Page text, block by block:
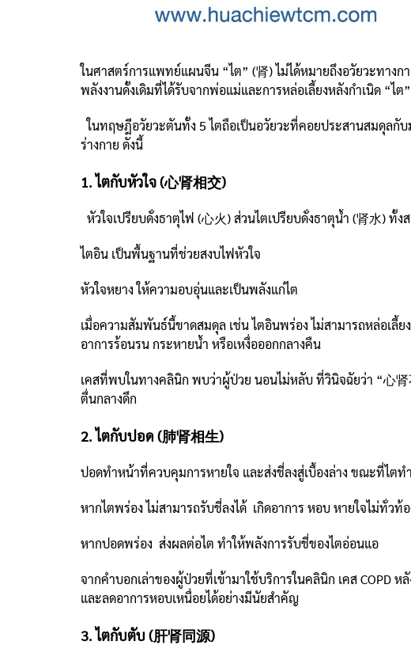
ในศาสตร์การแพทย์แผนจีน “ไต” (肾) ไม่ได้หมายถึงอวัยวะทาง
พลังงานดั้งเดิมที่ได้รับจากพ่อแม่และการหล่อเลี้ยงหลังกำเนิด “ไ
ในทฤษฎีอวัยวะตันทั้ง 5 ไตถือเป็นอวัยวะที่คอยประสานสมดุลกั
ร่างกาย ดังนี้
1. ไตกับหัวใจ (心肾相交)
หัวใจเปรียบดั่งธาตุไฟ (心火) ส่วนไตเปรียบดั่งธาตุน้ำ (肾水) ทั้
ไตอิน เป็นพื้นฐานที่ช่วยสงบไฟหัวใจ
หัวใจหยาง ให้ความอบอุ่นและเป็นพลังแก่ไต
เมื่อความสัมพันธ์นี้ขาดสมดุล เช่น ไตอินพร่อง ไม่สามารถหล่อเลี้ย
อาการร้อนรน กระหายน้ำ หรือเหงื่อออกกลางคืน
เคสที่พบในทางคลินิก พบว่าผู้ป่วย นอนไม่หลับ ที่วินิจฉัยว่า “心
ตื่นกลางดึก
2. ไตกับปอด (肺肾相生)
ปอดทำหน้าที่ควบคุมการหายใจ และส่งชี่ลงสู่เบื้องล่าง ขณะที่ไต
หากไตพร่อง ไม่สามารถรับชี่ลงได้ เกิดอาการ หอบ หายใจไม่ทั่วท้
หากปอดพร่อง ส่งผลต่อไต ทำให้พลังการรับชี่ของไตอ่อนแอ
จากคำบอกเล่าของผู้ป่วยที่เข้ามาใช้บริการในคลินิก เคส COPD
และลดอาการหอบเหนื่อยได้อย่างมีนัยสำคัญ
3. ไตกับตับ (肝肾同源)